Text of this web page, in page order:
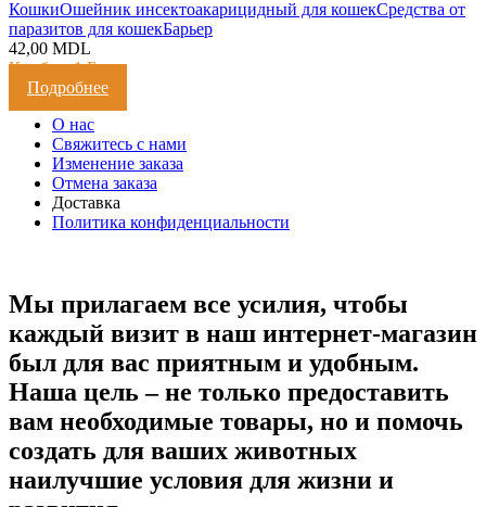
КошкиОшейник инсектоакарицидный для кошекСредства от
паразитов для кошекБарьер
42,00 MDL
Кешбэк:1 Балл
Подробнее
О нас
Свяжитесь с нами
Изменение заказа
Отмена заказа
Доставка
Политика конфиденциальности
Мы прилагаем все усилия, чтобы
каждый визит в наш интернет-магазин
был для вас приятным и удобным.
Наша цель – не только предоставить
вам необходимые товары, но и помочь
создать для ваших животных
наилучшие условия для жизни и